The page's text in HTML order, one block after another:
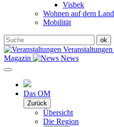
Visbek
Wohnen auf dem Land
Mobilität
Veranstaltungen
Magazin
News
Das OM
Zurück
Übersicht
Die Region